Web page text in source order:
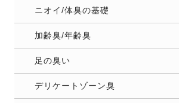
ニオイ/体臭の基礎
加齢臭/年齢臭
足の臭い
デリケートゾーン臭